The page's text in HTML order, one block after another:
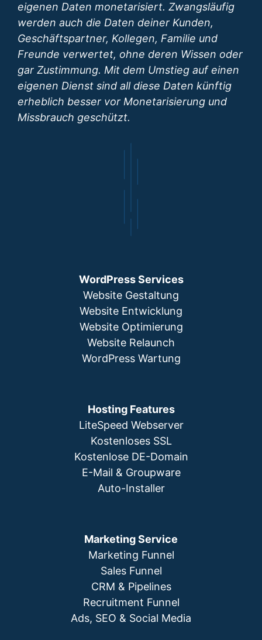
eigenen Daten monetarisiert. Zwangsläufig
werden auch die Daten deiner Kunden,
Geschäftspartner, Kollegen, Familie und
Freunde verwertet, ohne deren Wissen oder
gar Zustimmung. Mit dem Umstieg auf einen
eigenen Dienst sind all diese Daten künftig
erheblich besser vor Monetarisierung und
Missbrauch geschützt.
WordPress Services
Website Gestaltung
Website Entwicklung
Website Optimierung
Website Relaunch
WordPress Wartung
Hosting Features
LiteSpeed Webserver
Kostenloses SSL
Kostenlose DE-Domain
E-Mail & Groupware
Auto-Installer
Marketing Service
Marketing Funnel
Sales Funnel
CRM & Pipelines
Recruitment Funnel
Ads, SEO & Social Media